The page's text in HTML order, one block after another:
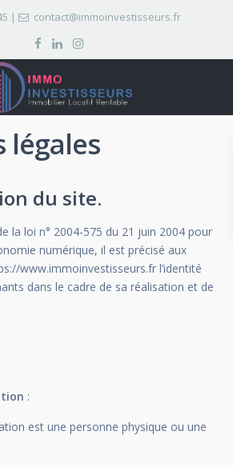
| contact@immoinvestisseurs.fr
légales
du site.
la loi n° 2004-575 du 21 juin 2004 pour
numérique, il est précisé aux
www.immoinvestisseurs.fr l’identité
dans le cadre de sa réalisation et de
:
est une personne physique ou une